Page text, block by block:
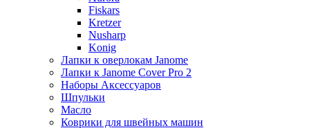
Fiskars
Kretzer
Nusharp
Konig
Лапки к оверлокам Janome
Лапки к Janome Cover Pro 2
Наборы Аксессуаров
Шпульки
Масло
Коврики для швейных машин